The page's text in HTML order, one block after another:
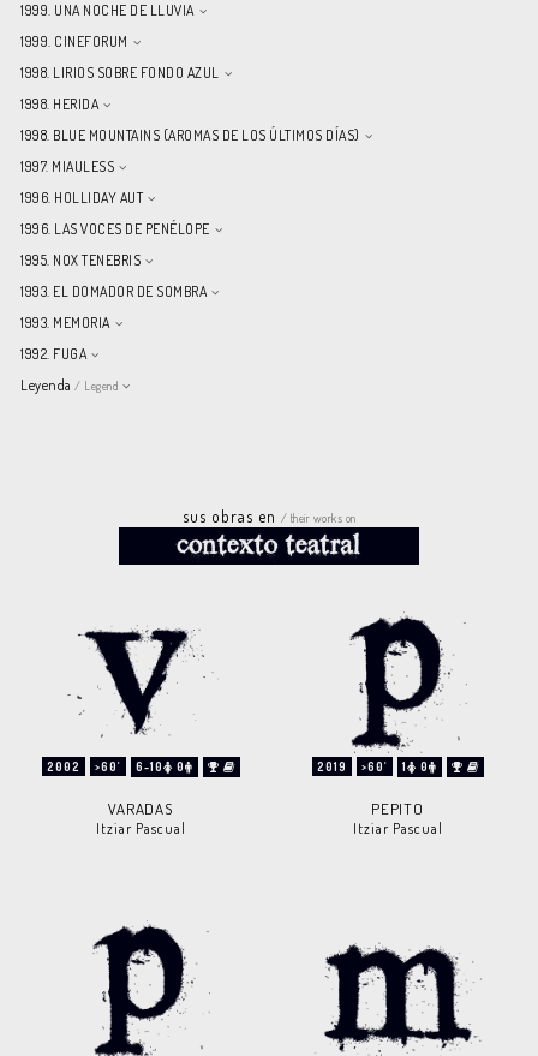
1999. UNA NOCHE DE LLUVIA
1999. CINEFORUM
1998. LIRIOS SOBRE FONDO AZUL
1998. HERIDA
1998. BLUE MOUNTAINS (AROMAS DE LOS ÚLTIMOS DÍAS)
1997. MIAULESS
1996. HOLLIDAY AUT
1996. LAS VOCES DE PENÉLOPE
1995. NOX TENEBRIS
1993. EL DOMADOR DE SOMBRA
1993. MEMORIA
1992. FUGA
Leyenda / Legend
sus obras en / their works on
2002 >60' 6-10 0
VARADAS
Itziar Pascual
2019 >60' 1 0
PEPITO
Itziar Pascual